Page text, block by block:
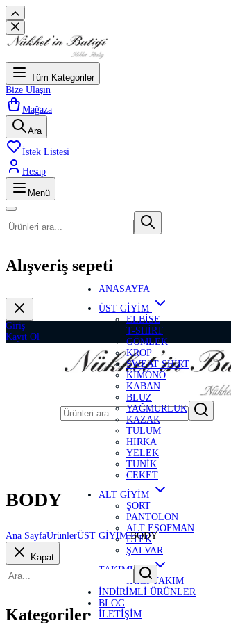
Tüm Kategoriler
Bize Ulaşın
Mağaza
Ara
İstek Listesi
Hesap
Menü
Alışveriş sepeti
Giriş
Kayıt Ol
ANASAYFA
ÜST GİYİM
ELBİSE
T-SHİRT
GÖMLEK
KROP
SWEAT SHİRT
KİMONO
KABAN
BLUZ
YAĞMURLUK
KAZAK
TULUM
HIRKA
YELEK
TUNİK
CEKET
ALT GİYİM
ŞORT
PANTOLON
ALT EŞOFMAN
ETEK
ŞALVAR
TAKIMLAR
İKİLİ TAKIM
İNDİRİMLİ ÜRÜNLER
BLOG
İLETİŞİM
BODY
Ana SayfaÜrünlerÜST GİYİMBODY
Kapat
Kategoriler